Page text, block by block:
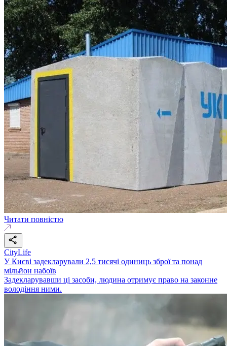
Читати повністю
CityLife
У Києві задекларували 2,5 тисячі одиниць зброї та понад
мільйон набоїв
Задекларувавши ці засоби, людина отримує право на законне
володіння ними.